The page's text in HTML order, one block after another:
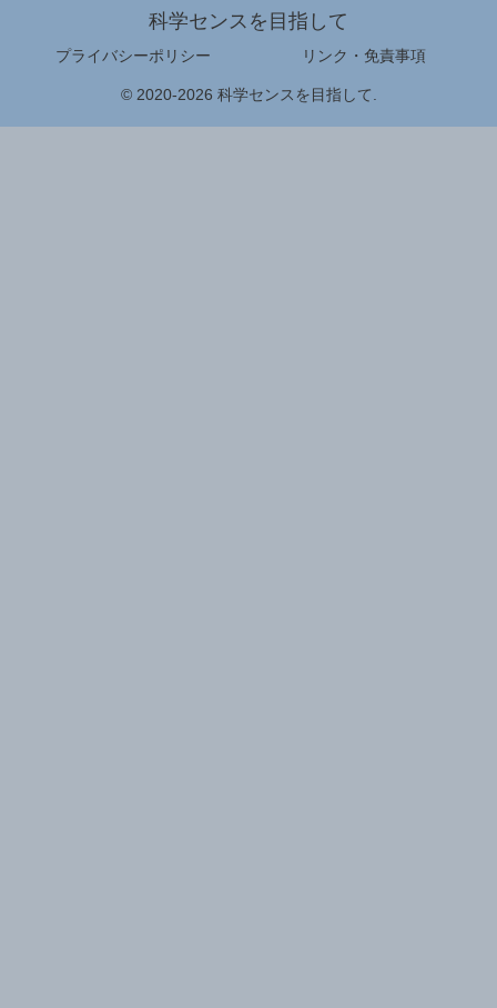
科学センスを目指して
プライバシーポリシー リンク・免責事項
© 2020-2026 科学センスを目指して.